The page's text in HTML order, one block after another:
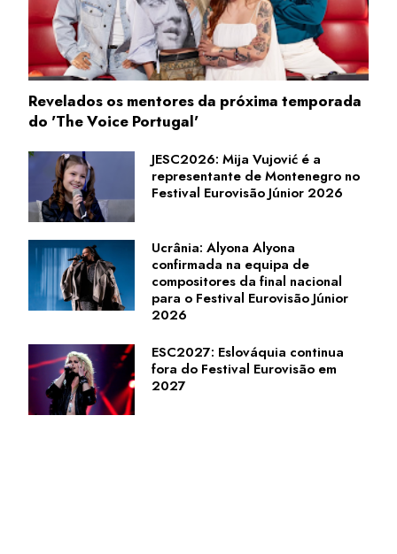
Revelados os mentores da próxima temporada
do 'The Voice Portugal'
JESC2026: Mija Vujović é a
representante de Montenegro no
Festival Eurovisão Júnior 2026
Ucrânia: Alyona Alyona
confirmada na equipa de
compositores da final nacional
para o Festival Eurovisão Júnior
2026
ESC2027: Eslováquia continua
fora do Festival Eurovisão em
2027